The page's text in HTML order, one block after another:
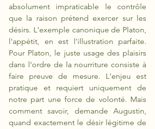
absolument impraticable le contrôle
que la raison prétend exercer sur les
désirs. L'exemple canonique de Platon,
l'appétit, en est l'illustration parfaite.
Pour Platon, le juste usage des plaisirs
dans l'ordre de la nourriture consiste à
faire preuve de mesure. L'enjeu est
pratique et requiert uniquement de
notre part une force de volonté. Mais
comment savoir, demande Augustin,
quand exactement le désir légitime de